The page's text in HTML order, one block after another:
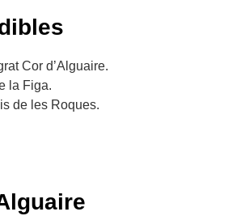
Cor d’Alguaire.
la Figa.
de les Roques.